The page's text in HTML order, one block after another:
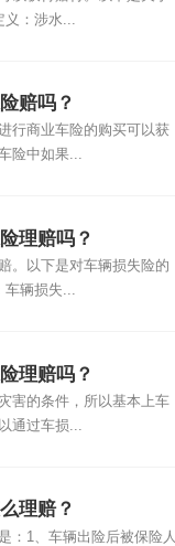
：涉水...
赔吗？
行商业车险的购买可以获
险中如果...
理赔吗？
。以下是对车辆损失险的
车辆损失...
理赔吗？
害的条件，所以基本上车
通过车损...
理赔？
：1、车辆出险后被保险人